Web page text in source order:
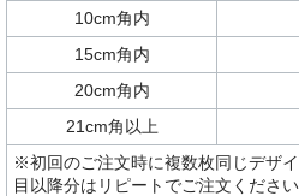
10cm角内
15cm角内
20cm角内
21cm角以上
※初回のご注文時に複数枚同じデザ
目以降分はリピートでご注文ください